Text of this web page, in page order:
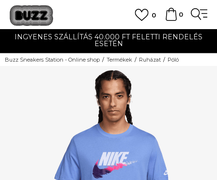
0
0
INGYENES SZÁLLÍTÁS 40.000 FT FELETTI RENDELÉS
ESETÉN
Buzz Sneakers Station - Online shop Termékek Ruházat Póló